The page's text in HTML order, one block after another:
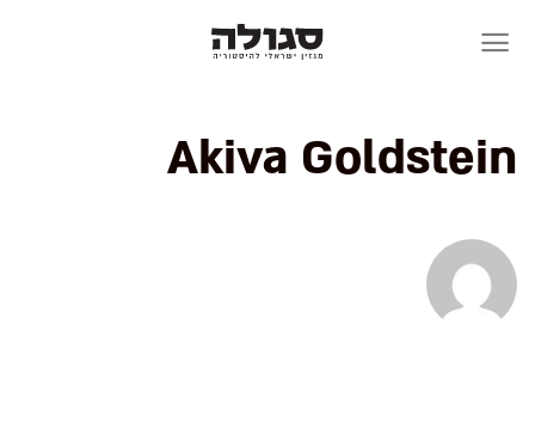
Akiva Goldstein